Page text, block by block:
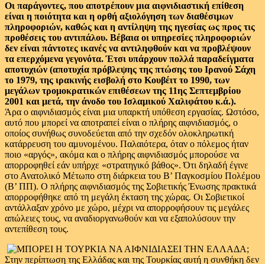
Οι παράγοντες, που αποτρέπουν μια αιφνιδιαστική επίθεση
είναι η ποιότητα και η ορθή αξιολόγηση των διαθέσιμων
πληροφοριών, καθώς και η αντίληψη της ηγεσίας ως προς τις
προθέσεις του αντιπάλου. Βέβαια οι υπηρεσίες πληροφοριών
δεν είναι πάντοτες ικανές να αντιληφθούν και να προβλέψουν
τα επερχόμενα γεγονότα. Έτσι υπάρχουν πολλά παραδείγματα
αποτυχιών (αποτυχία πρόβλεψης της πτώσης του Ιρανού Σάχη
το 1979, της ιρακινής εισβολή στο Κουβέιτ το 1990, των
μεγάλων τρομοκρατικών επιθέσεων της 11ης Σεπτεμβρίου
2001 και μετά, την άνοδο του Ισλαμικού Χαλιφάτου κ.ά.).
Άρα ο αιφνιδιασμός είναι μια υπαρκτή υπόθεση εργασίας. Ωστόσο,
αυτό που μπορεί να αποτραπεί είναι ο πλήρης αιφνιδιασμός, ο
οποίος συνήθως συνοδεύεται από την σχεδόν ολοκληρωτική
κατάρρευση του αμυνομένου. Παλαιότερα, όταν ο πόλεμος ήταν
ποιο «αργός», ακόμα και ο πλήρης αιφνιδιασμός μπορούσε να
απορροφηθεί εάν υπήρχε «στρατηγικό βάθος». Ότι δηλαδή έγινε
στο Ανατολικό Μέτωπο στη διάρκεια του Β’ Παγκοσμίου Πολέμου
(Β’ ΠΠ). Ο πλήρης αιφνιδιασμός της Σοβιετικής Ένωσης πρακτικά
απορροφήθηκε από τη μεγάλη έκταση της χώρας. Οι Σοβιετικοί
αντάλλαξαν χρόνο με χώρο, μέχρι να απορροφήσουν τις μεγάλες
απώλειες τους, να αναδιοργανωθούν και να εξαπολύσουν την
αντεπίθεση τους.
Στην περίπτωση της Ελλάδας και της Τουρκίας αυτή η συνθήκη δεν